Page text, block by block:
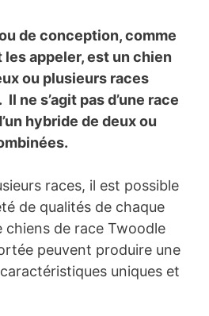
de conception, comme
les appeler, est un chien
ou plusieurs races
ne s’agit pas d’une race
hybride de deux ou
races, il est possible
de qualités de chaque
de race Twoodle
peuvent produire une
uniques et